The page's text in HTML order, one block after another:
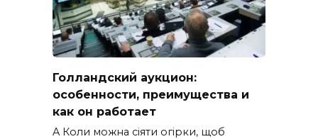
Голландский аукцион:
особенности, преимущества и
как он работает
A Коли можна сіяти огірки, щоб